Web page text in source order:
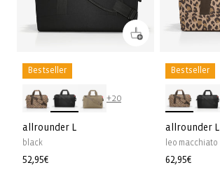
Bestseller
+20
allrounder L
black
Prix
52,95€
Bestseller
allrounder L
leo macchiato
Prix
62,95€